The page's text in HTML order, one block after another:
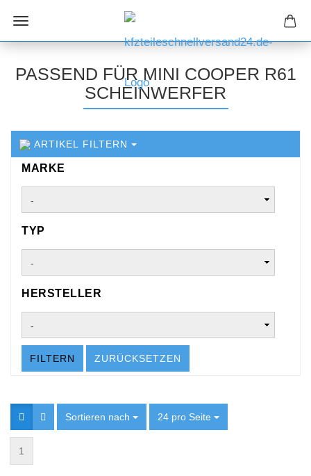
PASSEND FÜR MINI COOPER R61
SCHEINWERFER
ARTIKEL FILTERN
MARKE
MARKE
TYP
TYP
HERSTELLER
HERSTELLER
FILTERN ZURÜCKSETZEN
Sortieren nach
Sortieren nach 24 pro Seite
pro Seite
1